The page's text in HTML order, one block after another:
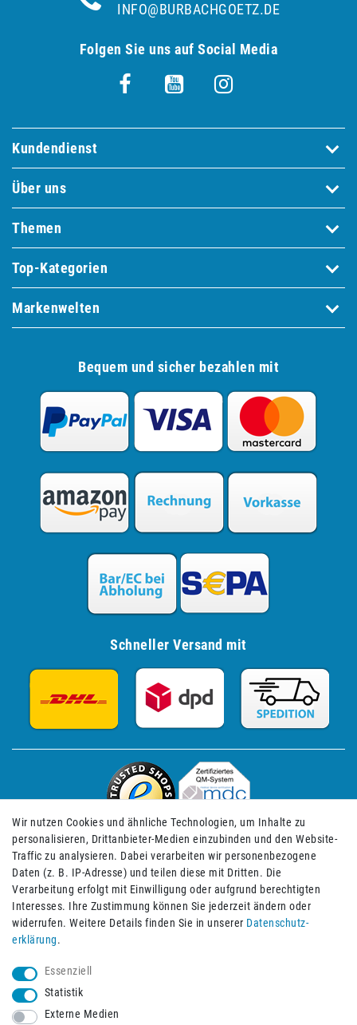
INFO@BURBACHGOETZ.DE
Folgen Sie uns auf Social Media
Kundendienst
Über uns
Themen
Top-Kategorien
Markenwelten
Bequem und sicher bezahlen mit
Schneller Versand mit
Impressum Daten­schutz­erklärung AGB
Wir nutzen Cookies und ähnliche Technologien, um Inhalte zu
personalisieren, Drittanbieter-Medien einzubinden und den Website-
Traffic zu analysieren. Dabei verarbeiten wir personenbezogene
Daten (z. B. IP-Adresse) und teilen diese mit Dritten. Die
Verarbeitung erfolgt mit Einwilligung oder aufgrund berechtigten
Interesses. Ihre Zustimmung können Sie jederzeit ändern oder
widerrufen. Weitere Details finden Sie in unserer Daten­schutz­
erklärung.
Essenziell
Statistik
Externe Medien